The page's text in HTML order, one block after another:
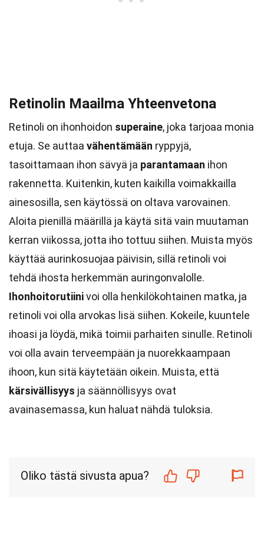
Retinolin Maailma Yhteenvetona
Retinoli on ihonhoidon superaine, joka tarjoaa monia
etuja. Se auttaa vähentämään ryppyjä,
tasoittamaan ihon sävyä ja parantamaan ihon
rakennetta. Kuitenkin, kuten kaikilla voimakkailla
ainesosilla, sen käytössä on oltava varovainen.
Aloita pienillä määrillä ja käytä sitä vain muutaman
kerran viikossa, jotta iho tottuu siihen. Muista myös
käyttää aurinkosuojaa päivisin, sillä retinoli voi
tehdä ihosta herkemmän auringonvalolle.
Ihonhoitorutiinivoi olla henkilökohtainen matka, ja
retinoli voi olla arvokas lisä siihen. Kokeile, kuuntele
ihoasi ja löydä, mikä toimii parhaiten sinulle. Retinoli
voi olla avain terveempään ja nuorekkaampaan
ihoon, kun sitä käytetään oikein. Muista, että
kärsivällisyys ja säännöllisyys ovat
avainasemassa, kun haluat nähdä tuloksia.
Oliko tästä sivusta apua?